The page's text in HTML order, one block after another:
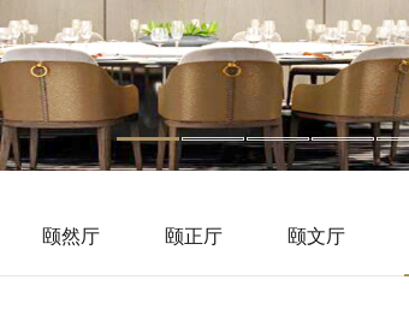
颐然厅 颐正厅 颐文厅